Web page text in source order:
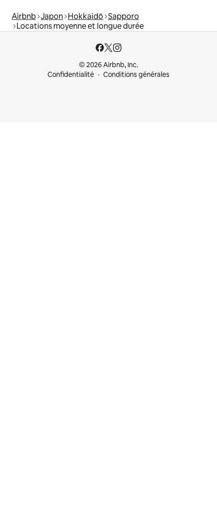
Airbnb Japon Hokkaidō Sapporo
Locations moyenne et longue durée
© 2026 Airbnb, Inc.
Confidentialité
Conditions générales